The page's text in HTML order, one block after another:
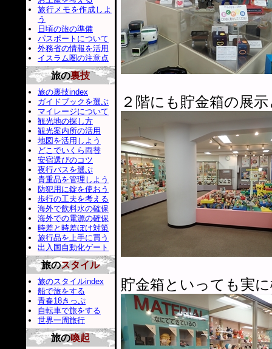
２階にも貯金箱の展
貯金箱といっても実
旅行メモを作成しよ
う
日頃の旅の準備
パスポートについて
外務省の情報を活用
イスラム圏の注意点
旅の裏技
旅の裏技index
ガイドブックを選ぶ
マイレージについて
観光地の探し方
観光案内所の活用
地図を活用しよう
どこでいくら両替
安宿選びのコツ
夜行バスを選ぶ
貴重品を管理しよう
防犯用に錠を使おう
歩行の工夫を考える
海外で飲料水の確保
海外での電源の確保
時差と時差ぼけ対策
旅行品を上手に買う
出入国自動化ゲート
旅のスタイル
旅のスタイルindex
船で旅をする
青春18きっぷ
自転車で旅をする
世界一周旅行
旅の喚起